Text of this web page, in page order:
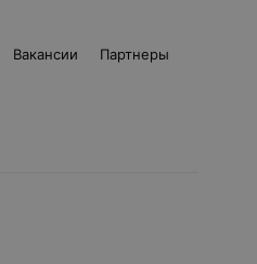
Вакансии
Партнеры